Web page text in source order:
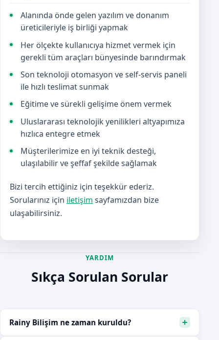
Alanında önde gelen yazılım ve donanım
üreticileriyle iş birliği yapmak
Her ölçekte kullanıcıya hizmet vermek için
gerekli tüm araçları bünyesinde barındırmak
Son teknoloji otomasyon ve self-servis paneli
ile hızlı teslimat sunmak
Eğitime ve sürekli gelişime önem vermek
Uluslararası teknolojik yenilikleri altyapımıza
hızlıca entegre etmek
Müşterilerimize en iyi teknik desteği,
ulaşılabilir ve şeffaf şekilde sağlamak
Bizi tercih ettiğiniz için teşekkür ederiz.
Sorularınız için iletişim sayfamızdan bize
ulaşabilirsiniz.
YARDIM
Sıkça Sorulan Sorular
Rainy Bilişim ne zaman kuruldu?